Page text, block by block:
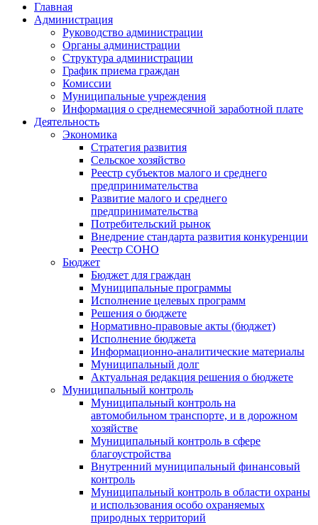
Главная
Администрация
Руководство администрации
Органы администрации
Структура администрации
График приема граждан
Комиссии
Муниципальные учреждения
Информация о среднемесячной заработной плате
Деятельность
Экономика
Стратегия развития
Сельское хозяйство
Реестр субъектов малого и среднего
предпринимательства
Развитие малого и среднего
предпринимательства
Потребительский рынок
Внедрение стандарта развития конкуренции
Реестр СОНО
Бюджет
Бюджет для граждан
Муниципальные программы
Исполнение целевых программ
Решения о бюджете
Нормативно-правовые акты (бюджет)
Исполнение бюджета
Информационно-аналитические материалы
Муниципальный долг
Актуальная редакция решения о бюджете
Муниципальный контроль
Муниципальный контроль на
автомобильном транспорте, и в дорожном
хозяйстве
Муниципальный контроль в сфере
благоустройства
Внутренний муниципальный финансовый
контроль
Муниципальный контроль в области охраны
и использования особо охраняемых
природных территорий